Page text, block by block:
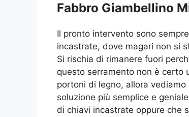
Fabbro Giambellino
Il pronto intervento sono
incastrate, dove magari non si
Si rischia di rimanere fuori
questo serramento non è certo
portoni di legno, allora
soluzione più semplice e
di chiavi incastrate oppure che